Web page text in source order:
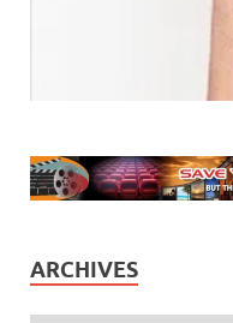
ARCHIVES